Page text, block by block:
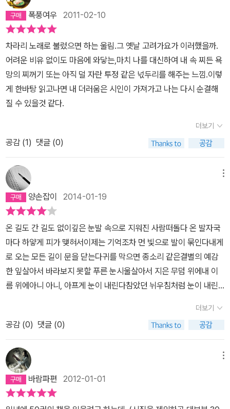
람들을 멀어지게 한다. 그러면 안 되는데... 치타 전속력으로 달려가
톰슨가젤의 목덜미를 물고숨을 헐떡거리고 있는 치타를 보면 먹이를
물고 나무에 오를 힘마저 탕진한 채하이에나 무리에게 쫓겨 주춤주춤
먹이를 놓고 뒷걸음질 치는 치타를 보면 주린 배를 허리에 붙인 채 다
시 평원을 바라보는저 무르고 퀭한 눈 바라보면 쉰 살 넘어 문자 메시
지로전속력으로 해고 통보받은 가장을 보면닳아 없어진 구두 뒷굽을
보면 거울을 보면 류근, 상처적 체질, 문학과지성사, 2015년 초판 11
쇄. 120쪽.
의 시들은 지나간 시간을 추억하며 ‘그리움’을 부르고 비껴가고 싶은
생의 감각들을 일깨운다. 사랑과 이별이라는 진부한 이야기는 수없이
반복되어도 귀를 기울이게 된다. 살아 숨 쉬듯, 번개처럼 찾아온 사랑
도 언젠가 끝이 나고 또 다시 그리움이 밀려온다. 그 사랑은 단순히 이
성에 대한 사랑만을 의미하지는 않는 것일지도 모른다. 세상을 살아
가면서 만나고 헤어지는 일이 얼마나 쉽고 또 얼마나 어려운 일인가.
시인은 누구보다도 예민한 촉수를 가지고 있다. 그리운 우체국 옛사
지고 선량한 등불에 기대어 엽서 한 장 쓰고 싶으다 내게로 왔던 모든
이별들 위에 깨끗한 우표 한 장 붙여주고 싶으다 지금은 내 오랜 신열
의 손금 위에도 꽃이 피고 바람이 부는 시절 낮은 지붕들 위로 별이 지
나고 길에서 늙은 나무들은 우편배달부처럼 다시 못 만날 구름들을
향해 잎사귀를 흔든다 흔들릴 때 스스로를 흔드는 것들은 비로소 얼
마나 따사로운 틈새를 만드는가 아무도 눈치채지 못하는 이별이 너무
흔해서 살아갈수록 내 가슴엔 강물이 깊어지고 돌아가야 할 시간은
철길 건너 세상의 변방에서 안개의 입자들처럼 몸을 허문다 옛사랑
추억 쪽에서 불어오는 노래의 흐린 풍경들 사이로 취한 내 눈시울조
차 무게를 허문다 아아, 이제 그리운 것들은 모두 해가 지는 곳 어디쯤
에서 그리운 제 별자리를 매달아두었으리라 차마 입술을 떠나지 못한
이름 하나 눈물겨워서 술에 취하면 나는 다시 우체국 불빛이 그리워
다 내게로 왔던 모든 이별들 위에 깨끗한 한부 한 잎 부쳐주고 싶으다
또 다시 취한 시간들이 다가온다. 어둠이 내린 저녁, 희미한 옛사랑이
그리울 테고 그리움 한 조각 부치고 싶은 것이다. ‘차마 입술을 떠나지
못한 이름 하나’ 때문이 아니라 지나간 시간에 대한 미련과 아쉬움이
거나 상처를 받는 체질이거나. 노을 따위에 흔히 다치는 사람이 아니
라면 이 시집을 읽지 않아도 좋다. 그러나 상처받는 체질이라면 따뜻
한 위로와 공감의 시간을 함께 할 수 있을 것이다. 상처적 체질 나는
폭풍여우 2011-02-10
차라리 노래로 불렀으면 하는 울림.그 옛날 고려가요가 이러했을까.
어려운 비유 없이도 마음에 와닿는,마치 나를 대신하여 내 속 찌든 욕
망의 찌꺼기 또는 아직 덜 자란 투정 같은 넋두리를 해주는 느낌.이렇
게 한바탕 읽고나면 내 더러움은 시인이 가져가고 나는 다시 순결해
질 수 있을것 같다.
더보기
공감 (1) 댓글 (0)
양손잡이 2014-01-19
온 길도 간 길도 없이깊은 눈발 속으로 지워진 사람떠돌다 온 발자국
마다 하얗게 피가 맺혀서이제는 기억조차 먼 빛으로 발이 묶인다내게
로 오는 모든 길이 문을 닫는다귀를 막으면 종소리 같은결별의 예감
한 잎살아서 바라보지 못할 푸른 눈시울살아서 지은 무덤 위에내 이
름 위에아니 아니, 아프게 눈이 내린다참았던 뉘우침처럼 눈이 내린
리라고사나흘 눈 감고 젖은 눈이 내린다독백차마 어쩌지 못하고 눈발
을 쏟아내는 저녁 하늘처럼내게도 사랑은 그렇게 찾아오는 것이다밀
린 월급을 품고 귀가하는 가장처럼가난한 옆구리에 낀 군고구마 봉지
처럼조금은 가볍고 따스해진 걸음으로 찾아오는 것이다오래 기다린
사람일수록 이 지상에서그를 알아보는 일이 어렵지 않기를 기도하며
내가 잠든 새 그가 다녀가는 일이 없기를 기도하며등불 아래 착한 편
지 한 장 놓아두는 것이다그러면 사랑은 내 기도에 날개를 씻고큰 강
더보기
공감 (0) 댓글 (0)
바람파편 2012-01-01